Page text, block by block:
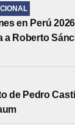
en Perú
a Roberto
de Pedro